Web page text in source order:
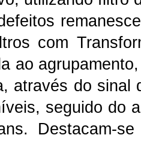
com
ao
através do sinal
seguido do
Destacam-